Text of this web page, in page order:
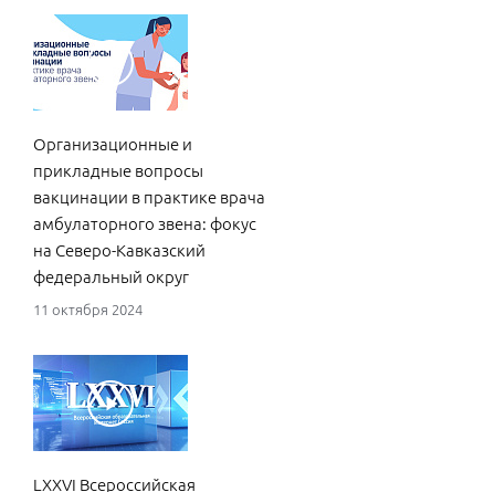
Организационные и
прикладные вопросы
вакцинации в практике врача
амбулаторного звена: фокус
на Северо-Кавказский
федеральный округ
11 октября 2024
LXXVI Всероссийская